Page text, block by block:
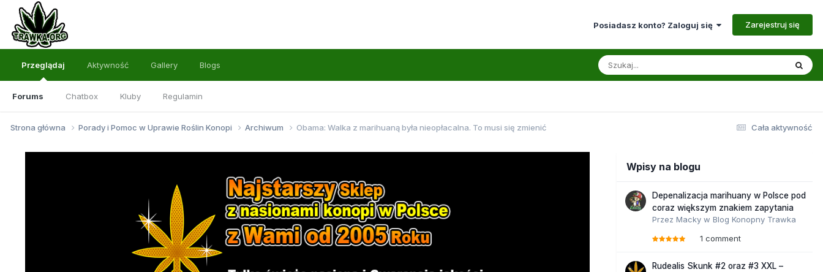
Posiadasz konto? Zaloguj się Zarejestruj się
Przeglądaj
Forums Chatbox Kluby Regulamin
Aktywność Gallery Blogs
Cała aktywność
Strona główna Porady i Pomoc w Uprawie Roślin Konopi Archiwum Obama: Walka z marihuaną była nieopłacalna. To musi się zmienić
Wpisy na blogu
Depenalizacja marihuany w Polsce pod
coraz większym znakiem zapytania
Przez Macky w Blog Konopny Trawka
1 comment
Rudealis Skunk #2 oraz #3 XXL –